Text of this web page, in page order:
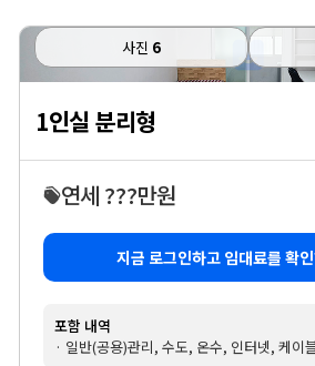
사진 6
1인실 분리형
연세 ???만원
지금 로그인하고 임대료를 확
포함 내역
· 일반(공용)관리, 수도, 온수, 인터넷, 케이